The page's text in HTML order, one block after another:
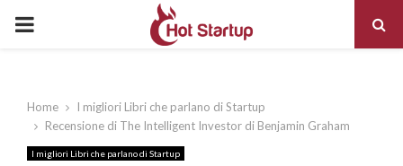
PRIMARY
Home
I migliori Libri che parlano di Startup
Recensione di The Intelligent Investor di Benjamin Graham
I migliori Libri che parlano di Startup